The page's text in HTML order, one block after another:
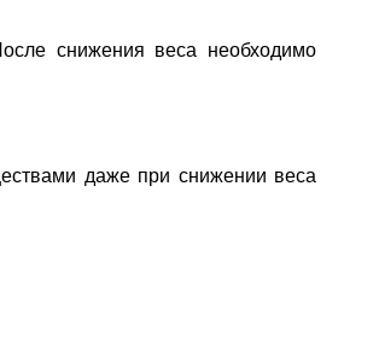
снижения веса необходимо
даже при снижении веса